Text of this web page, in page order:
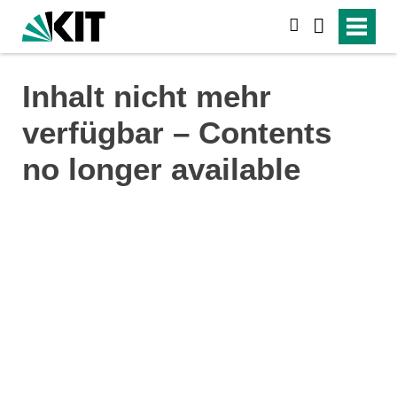
Inhalt nicht mehr
verfügbar – Contents
no longer available